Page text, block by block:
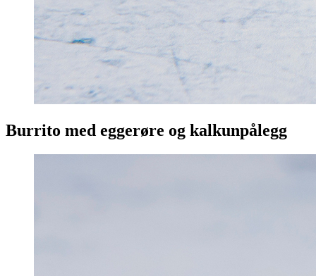
Burrito med eggerøre og kalkunpålegg